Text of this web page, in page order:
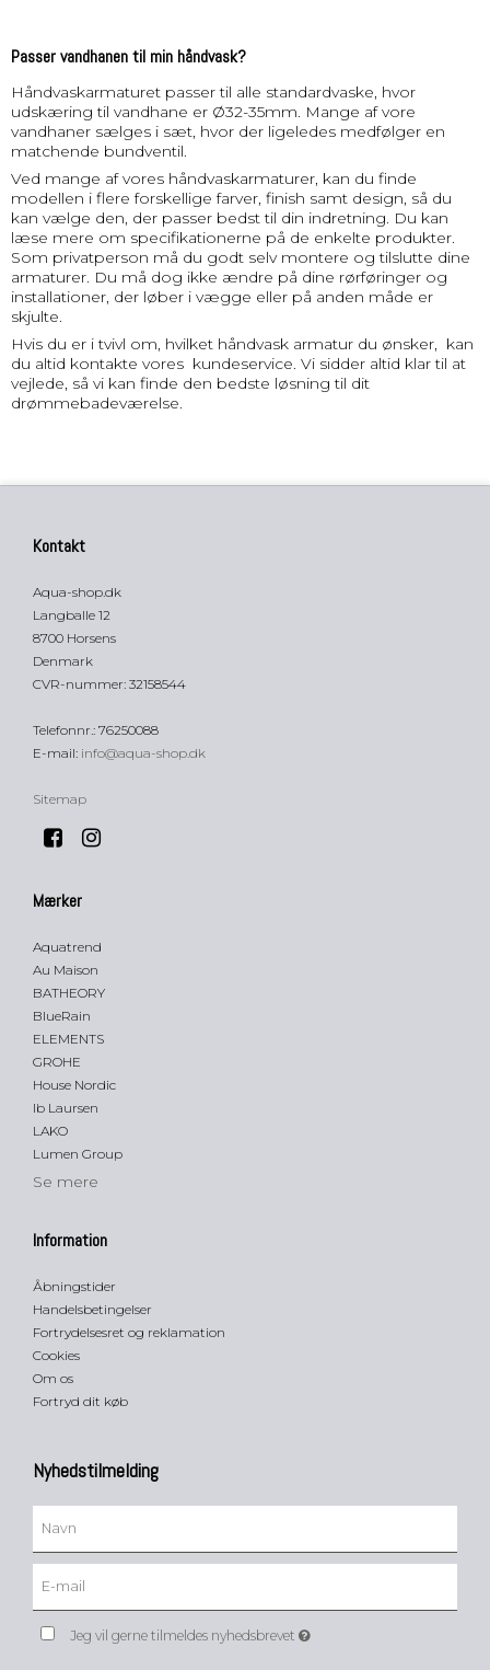
Passer vandhanen til min håndvask?
Håndvaskarmaturet passer til alle standardvaske, hvor
udskæring til vandhane er Ø32-35mm. Mange af vore
vandhaner sælges i sæt, hvor der ligeledes medfølger en
matchende bundventil.
Ved mange af vores håndvaskarmaturer, kan du finde
modellen i flere forskellige farver, finish samt design, så du
kan vælge den, der passer bedst til din indretning. Du kan
læse mere om specifikationerne på de enkelte produkter.
Som privatperson må du godt selv montere og tilslutte dine
armaturer. Du må dog ikke ændre på dine rørføringer og
installationer, der løber i vægge eller på anden måde er
skjulte.
Hvis du er i tvivl om, hvilket håndvask armatur du ønsker, kan
du altid kontakte vores kundeservice. Vi sidder altid klar til at
vejlede, så vi kan finde den bedste løsning til dit
drømmebadeværelse.
Kontakt
Aqua-shop.dk
Langballe 12
8700 Horsens
Denmark
CVR-nummer: 32158544
Telefonnr. : 76250088
E-mail: info@aqua-shop.dk
Sitemap
Mærker
Aquatrend
Au Maison
BATHEORY
BlueRain
ELEMENTS
GROHE
House Nordic
Ib Laursen
LAKO
Lumen Group
Se mere
Information
Åbningstider
Handelsbetingelser
Fortrydelsesret og reklamation
Cookies
Om os
Fortryd dit køb
Nyhedstilmelding
Jeg vil gerne tilmeldes nyhedsbrevet